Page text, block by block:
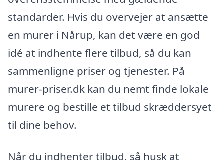
standarder. Hvis du overvejer at ansætte
en murer i Nårup, kan det være en god
idé at indhente flere tilbud, så du kan
sammenligne priser og tjenester. På
murer-priser.dk kan du nemt finde lokale
murere og bestille et tilbud skræddersyet
til dine behov.
Når du indhenter tilbud, så husk at